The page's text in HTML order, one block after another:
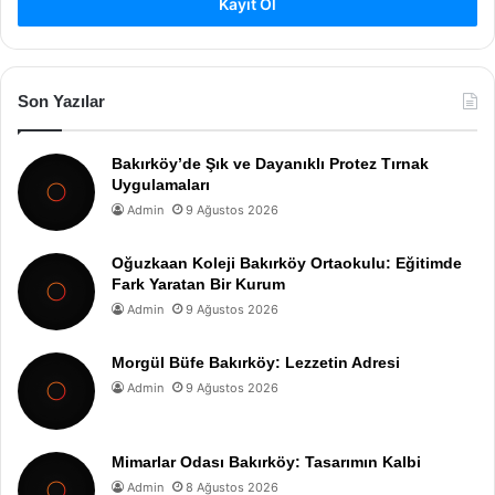
Son Yazılar
Bakırköy’de Şık ve Dayanıklı Protez Tırnak
Uygulamaları
Admin 9 Ağustos 2026
Oğuzkaan Koleji Bakırköy Ortaokulu: Eğitimde
Fark Yaratan Bir Kurum
Admin 9 Ağustos 2026
Morgül Büfe Bakırköy: Lezzetin Adresi
Admin 9 Ağustos 2026
Mimarlar Odası Bakırköy: Tasarımın Kalbi
Admin 8 Ağustos 2026